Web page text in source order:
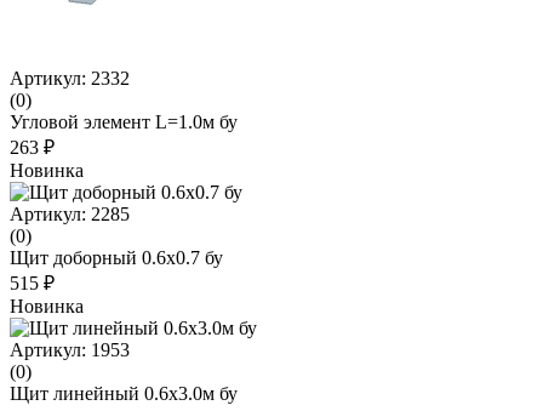
Артикул: 2332
(0)
Угловой элемент L=1.0м бу
263 ₽
Новинка
Артикул: 2285
(0)
Щит доборный 0.6x0.7 бу
515 ₽
Новинка
Артикул: 1953
(0)
Щит линейный 0.6x3.0м бу